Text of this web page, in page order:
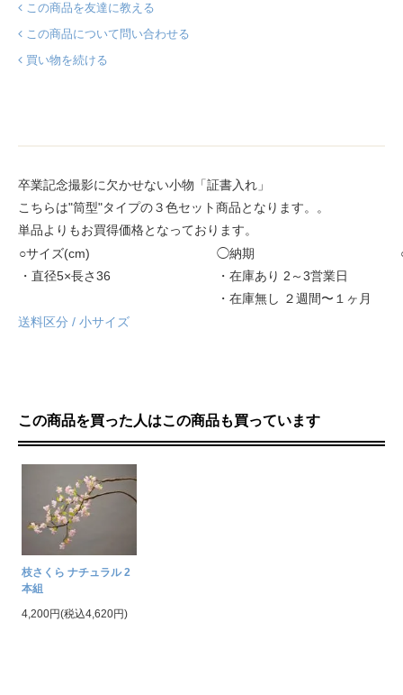
この商品を友達に教える
この商品について問い合わせる
買い物を続ける
卒業記念撮影に欠かせない小物「証書入れ」
こちらは"筒型"タイプの３色セット商品となります。。
単品よりもお買得価格となっております。
○サイズ(cm)
・直径5×長さ36
◯納期
・在庫あり 2～3営業日
・在庫無し ２週間〜１ヶ月
送料区分 / 小サイズ
この商品を買った人はこの商品も買っています
枝さくら ナチュラル 2
本組
4,200円(税込4,620円)